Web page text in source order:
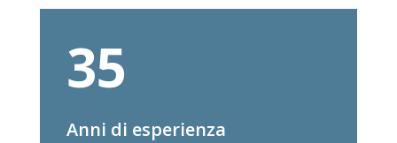
35
Anni di esperienza